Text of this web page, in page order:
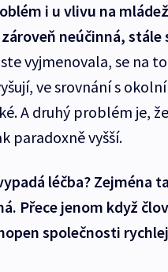
i u vlivu na
neúčinná, stále
vyjmenovala, se na
ve srovnání s
A druhý problém je,
paradoxně vyšší.
léčba? Zejména
Přece jenom když
společnosti